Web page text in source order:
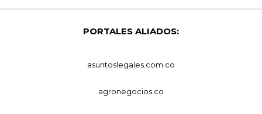
PORTALES ALIADOS:
asuntoslegales.com.co
agronegocios.co